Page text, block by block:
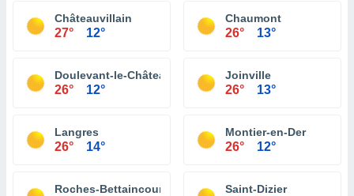
Châteauvillain
27° 12°
Chaumont
26° 13°
Doulevant-le-Château
26° 12°
Joinville
26° 13°
Langres
26° 14°
Montier-en-Der
26° 12°
Roches-Bettaincourt Saint-Dizier